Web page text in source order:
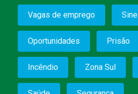
Vagas de emprego Sine
Oportunidades Prisão
Incêndio Zona Sul